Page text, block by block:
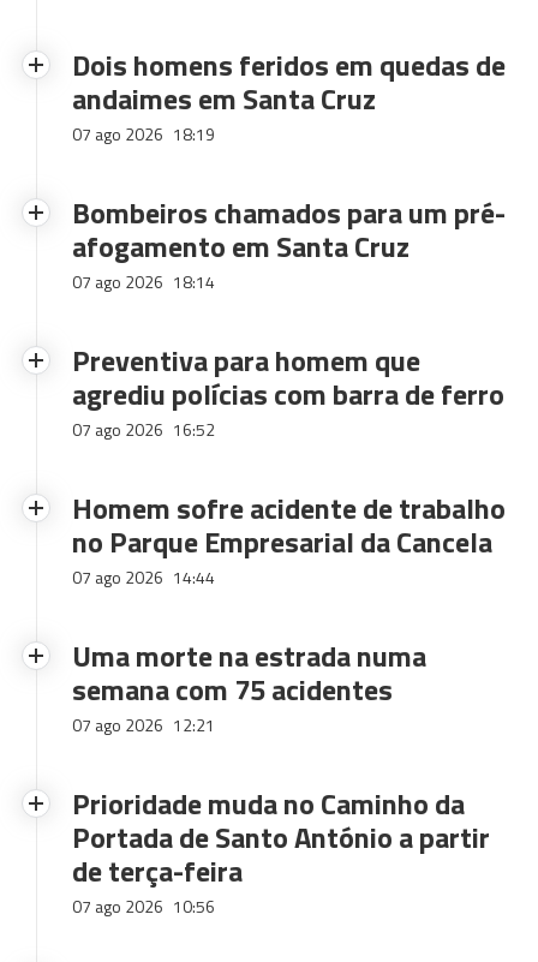
Dois homens feridos em quedas de
andaimes em Santa Cruz
07 ago 2026 18:19
Bombeiros chamados para um pré-
afogamento em Santa Cruz
07 ago 2026 18:14
Preventiva para homem que
agrediu polícias com barra de ferro
07 ago 2026 16:52
Homem sofre acidente de trabalho
no Parque Empresarial da Cancela
07 ago 2026 14:44
Uma morte na estrada numa
semana com 75 acidentes
07 ago 2026 12:21
Prioridade muda no Caminho da
Portada de Santo António a partir
de terça-feira
07 ago 2026 10:56